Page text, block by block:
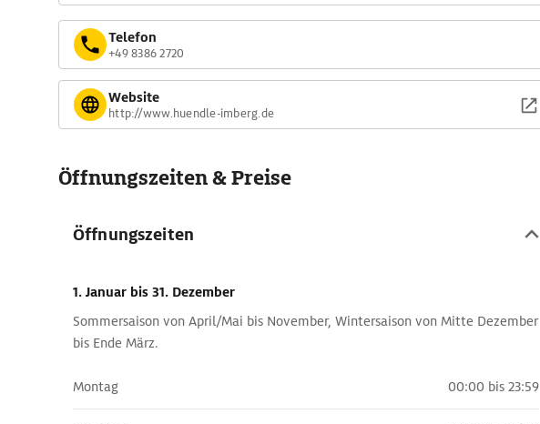
Telefon
+49 8386 2720
Website
http://www.huendle-imberg.de
Öffnungszeiten & Preise
Öffnungszeiten
1. Januar bis 31. Dezember
Sommersaison von April/Mai bis November, Wintersaison von Mitte Dezember
bis Ende März.
Montag 00:00 bis 23:59